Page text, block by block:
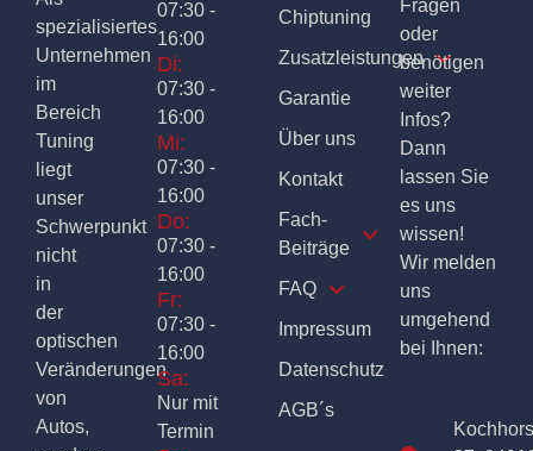
spezialisiertes
Unternehmen
im
Bereich
Tuning
liegt
unser
Schwerpunkt
nicht
in
der
optischen
Veränderungen
von
Autos,
07:30 -
16:00
Di:
07:30 -
16:00
Mi:
07:30 -
16:00
Do:
07:30 -
16:00
Fr:
07:30 -
16:00
Sa:
Nur mit
Termin
Chiptuning
Zusatzleistungen
Garantie
Über uns
Kontakt
Fach-
Beiträge
FAQ
Impressum
Datenschutz
AGB´s
Fragen
oder
benötigen
weiter
Infos?
Dann
lassen Sie
es uns
wissen!
Wir melden
uns
umgehend
bei Ihnen: